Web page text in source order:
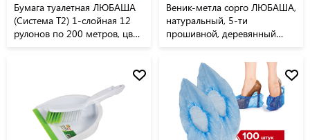
Бумага туалетная ЛЮБАША
(Система T2) 1-слойная 12
рулонов по 200 метров, цвет
Веник-метла сорго ЛЮБАША,
натуральный, 5-ти
прошивной, деревянный
мм, 605368